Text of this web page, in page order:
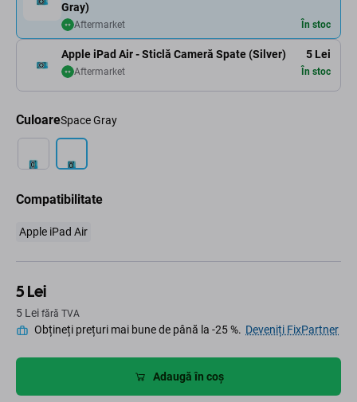
Apple iPad Air - Sticlă Cameră Spate (Silver) 5 Lei
Aftermarket În stoc
Gray)
Aftermarket În stoc
CuloareSpace Gray
Compatibilitate
Apple iPad Air
5 Lei
5 Lei fără TVA
Obțineți prețuri mai bune de până la -25 %. Deveniți FixPartner
Adaugă în coș